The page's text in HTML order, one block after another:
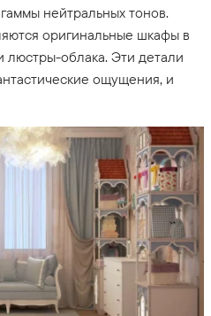
нейтральных тонов.
оригинальные шкафы в
люстры-облака. Эти детали
ощущения, и